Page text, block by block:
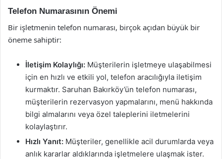
Telefon Numarasının Önemi
Bir işletmenin telefon numarası, birçok açıdan büyük bir
öneme sahiptir:
İletişim Kolaylığı: Müşterilerin işletmeye ulaşabilmesi
için en hızlı ve etkili yol, telefon aracılığıyla iletişim
kurmaktır. Saruhan Bakırköy’ün telefon numarası,
müşterilerin rezervasyon yapmalarını, menü hakkında
bilgi almalarını veya özel taleplerini iletmelerini
kolaylaştırır.
Hızlı Yanıt: Müşteriler, genellikle acil durumlarda veya
anlık kararlar aldıklarında işletmelere ulaşmak ister.